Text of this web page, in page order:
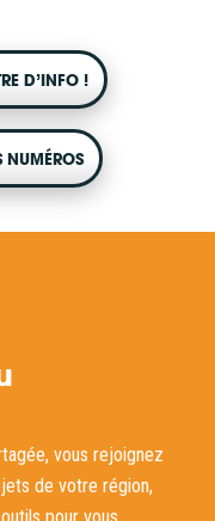
D’INFO !
NUMÉROS
vous rejoignez
de votre région,